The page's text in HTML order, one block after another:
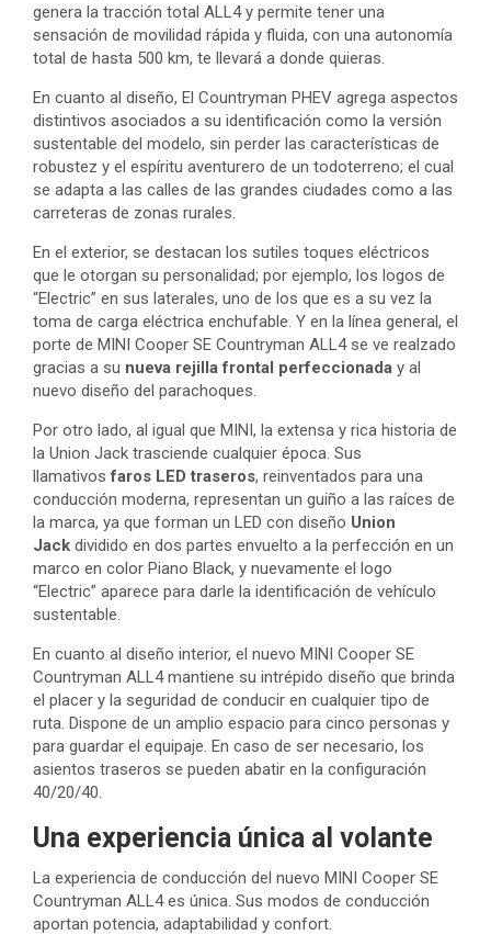
genera la tracción total ALL4 y permite tener una
sensación de movilidad rápida y fluida, con una autonomía
total de hasta 500 km, te llevará a donde quieras.
En cuanto al diseño, El Countryman PHEV agrega aspectos
distintivos asociados a su identificación como la versión
sustentable del modelo, sin perder las características de
robustez y el espíritu aventurero de un todoterreno; el cual
se adapta a las calles de las grandes ciudades como a las
carreteras de zonas rurales.
En el exterior, se destacan los sutiles toques eléctricos
que le otorgan su personalidad; por ejemplo, los logos de
“Electric” en sus laterales, uno de los que es a su vez la
toma de carga eléctrica enchufable. Y en la línea general, el
porte de MINI Cooper SE Countryman ALL4 se ve realzado
gracias a su nueva rejilla frontal perfeccionada y al
nuevo diseño del parachoques.
Por otro lado, al igual que MINI, la extensa y rica historia de
la Union Jack trasciende cualquier época. Sus
llamativos faros LED traseros, reinventados para una
conducción moderna, representan un guiño a las raíces de
la marca, ya que forman un LED con diseño Union
Jack dividido en dos partes envuelto a la perfección en un
marco en color Piano Black, y nuevamente el logo
“Electric” aparece para darle la identificación de vehículo
sustentable.
En cuanto al diseño interior, el nuevo MINI Cooper SE
Countryman ALL4 mantiene su intrépido diseño que brinda
el placer y la seguridad de conducir en cualquier tipo de
ruta. Dispone de un amplio espacio para cinco personas y
para guardar el equipaje. En caso de ser necesario, los
asientos traseros se pueden abatir en la configuración
40/20/40.
Una experiencia única al volante
La experiencia de conducción del nuevo MINI Cooper SE
Countryman ALL4 es única. Sus modos de conducción
aportan potencia, adaptabilidad y confort.